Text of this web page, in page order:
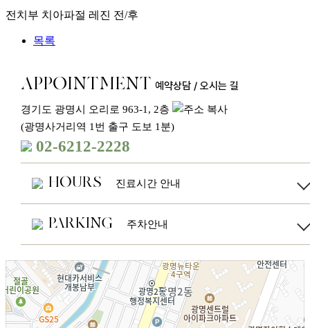
전치부 치아파절 레진 전/후
목록
APPOINTMENT 예약상담 / 오시는 길
경기도 광명시 오리로 963-1, 2층
(광명사거리역 1번 출구 도보 1분)
02-6212-2228
HOURS 진료시간 안내
오전 09:30 - 오후 18:30
월
수
오전 09:30 - 오후 20:30
토 요 일
오전 09:30 - 오후 14:00
일요일 및 공휴일 휴진
PARKING 주차안내
광명사거리역 1번출구와
서울임플나무치과 사이 골목으로
들어오셔서 20m전방 우회전하면
치과주차장이 있습니다.